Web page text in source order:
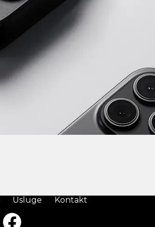
Usluge Kontakt